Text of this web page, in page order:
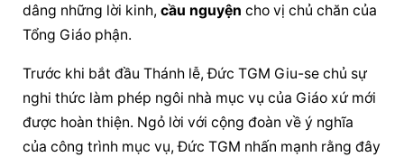
dâng những lời kinh, cầu nguyện cho vị chủ chăn của
Tổng Giáo phận.
Trước khi bắt đầu Thánh lễ, Đức TGM Giu-se chủ sự
nghi thức làm phép ngôi nhà mục vụ của Giáo xứ mới
được hoàn thiện. Ngỏ lời với cộng đoàn về ý nghĩa
của công trình mục vụ, Đức TGM nhấn mạnh rằng đây